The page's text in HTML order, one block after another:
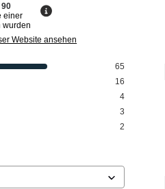
90
einer
wurden
Website ansehen
65
16
4
3
2